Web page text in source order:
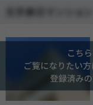
会員限定